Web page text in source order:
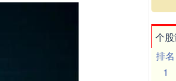
个
排名
1